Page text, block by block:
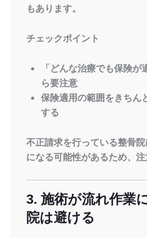
もあります。
チェックポイント
「どんな治療でも保険
ら要注意
保険適用の範囲をきちん
する
不正請求を行っている整骨
になる可能性があるため、注
3. 施術が流れ作業
院は避ける